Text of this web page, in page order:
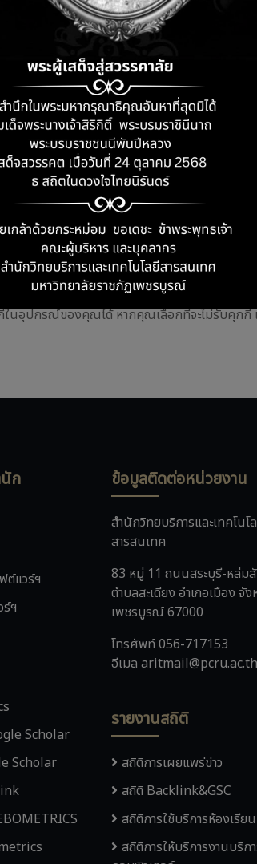
คุณในรูปแบบที่ไม่ระบุชื่อในอุปกรณ์ที่หลากหลาย
ยู่ IP ของคุณ) จะได้รับการส่งผ่านไปจัดเก็บไว้โ
วบรวมรายงานเกี่ยวกับกิจกรรมในเว็บไซต์สำห
บุคคลที่สามในกรณีที่กฎหมายกำหนดให้ดำเนินก
ที่ Google มีอยู่
ฟล์หรือข้อมูลส่วนบุคคลอื่นๆ ของคุณตามที่กล่าวถึง
กับรหัสผู้ใช้
การตั้งค่าที่เหมาะสมบนเบราว์เซอร์ของคุณได้ด้
เว็บไซต์นี้ ถือว่าคุณยินยอมให้ Google ประมวล
นอุปกรณ์ของคุณได้ หากคุณเลือกที่จะไม่รับคุกกี้
ก
ต์แวร์ฯ
ฯ
Scholar
Scholar
ข้อมูลติดต่อหน่วยงาน
สำนักวิทยบริการและเทคโนโ
สารสนเทศ
83 หมู่ 11 ถนนสระบุรี-หล่ม
ตำบลสะเดียง อำเภอเมือง จัง
เพชรบูรณ์ 67000
โทรศัพท์ 056-717153
อีเมล aritmail@pcru.ac.th
รายงานสถิติ
สถิติการเผยแพร่ข่าว
สถิติ Backlink&GSC
สถิติการใช้บริการห้องเรียน
สถิติการให้บริการงานบริก